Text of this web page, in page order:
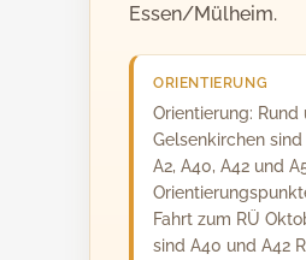
Essen/Mülheim.
ORIENTIERUNG
Orientierung: Rund
Gelsenkirchen
A2, A40, A42 und
Fahrt zum RÜ
sind A40 und A42